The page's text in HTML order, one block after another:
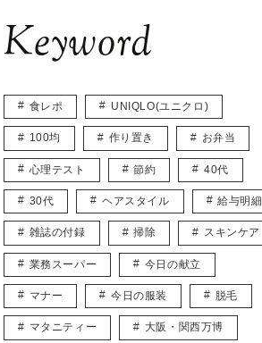
Keyword
食レポ UNIQLO(ユニクロ)
100均 作り置き お弁当
心理テスト 節約 40代
30代 ヘアスタイル 給与明細
雑誌の付録 掃除 スキンケア
業務スーパー 今日の献立
マナー 今日の服装 脱毛
マタニティー 大阪・関西万博